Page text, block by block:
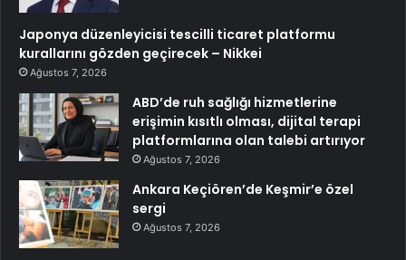
Japonya düzenleyicisi tescilli ticaret platformu
kurallarını gözden geçirecek – Nikkei
Ağustos 7, 2026
ABD’de ruh sağlığı hizmetlerine
erişimin kısıtlı olması, dijital terapi
platformlarına olan talebi artırıyor
Ağustos 7, 2026
Ankara Keçiören’de Keşmir’e özel
sergi
Ağustos 7, 2026